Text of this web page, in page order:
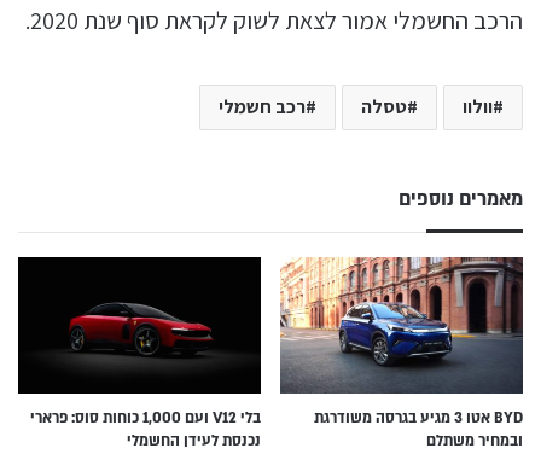
הרכב החשמלי אמור לצאת לשוק לקראת סוף שנת 2020.
וולוו טסלה רכב חשמלי
מאמרים נוספים
BYD אטו 3 מגיע בגרסה משודרגת
ובמחיר משתלם
בלי V12 ועם 1,000 כוחות סוס: פרארי
נכנסת לעידן החשמלי